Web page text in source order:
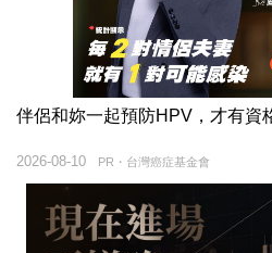
伴侶和妳一起預防HPV，才有資
PR・台灣癌症基金會
2026-08-10